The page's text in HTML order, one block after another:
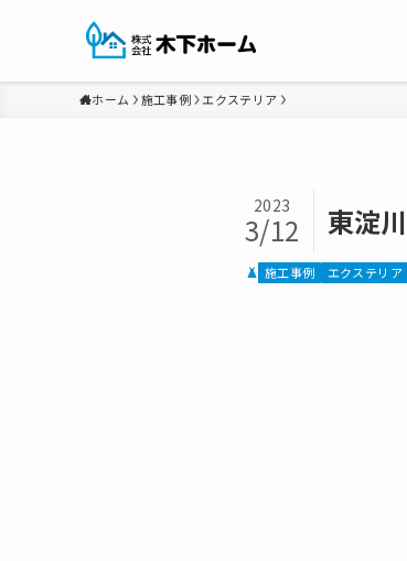
ホーム 施工事例 エクステリア
東淀
2023
3/12
施工事例 エクステリア